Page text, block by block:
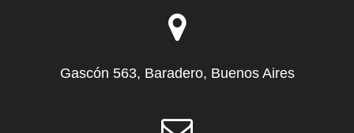
Gascón 563, Baradero, Buenos Aires